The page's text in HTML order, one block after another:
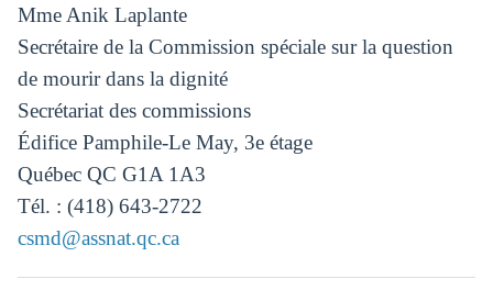
Mme Anik Laplante
Secrétaire de la Commission spéciale sur la question
de mourir dans la dignité
Secrétariat des commissions
Édifice Pamphile-Le May, 3e étage
Québec QC G1A 1A3
Tél. : (418) 643-2722
csmd@assnat.qc.ca